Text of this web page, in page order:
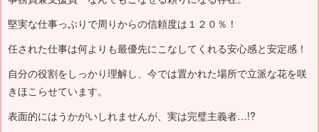
堅実な仕事っぷりで周りからの信頼度は１２０％！
任された仕事は何よりも最優先にこなしてくれる安心感と安定感！
自分の役割をしっかり理解し、今では置かれた場所で立派な花を咲
きほこらせています。
表面的にはうかがいしれませんが、実は完璧主義者…!?